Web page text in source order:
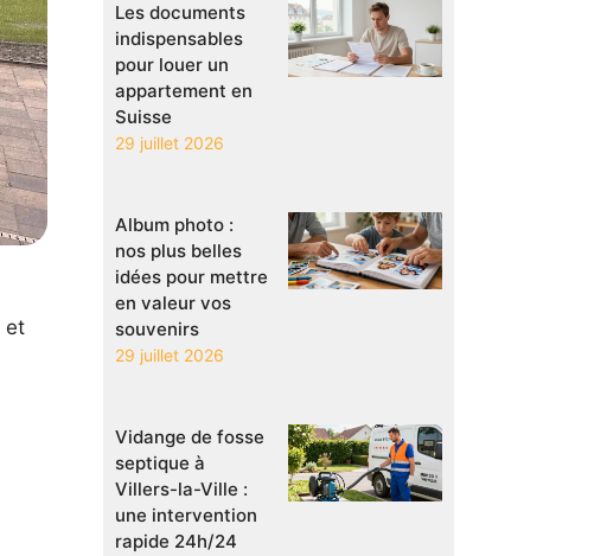
et
Les documents
indispensables
pour louer un
appartement en
Suisse
29 juillet 2026
Album photo :
nos plus belles
idées pour mettre
en valeur vos
souvenirs
29 juillet 2026
Vidange de fosse
septique à
Villers-la-Ville :
une intervention
rapide 24h/24